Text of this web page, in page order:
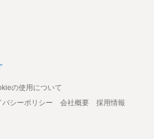
の使用について
バシーポリシー 会社概要
採用情報